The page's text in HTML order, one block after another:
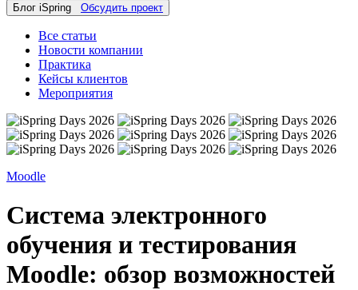
Блог iSpring Обсудить проект
Все статьи
Новости компании
Практика
Кейсы клиентов
Мероприятия
Moodle
Система электронного
обучения и тестирования
Moodle: обзор возможностей